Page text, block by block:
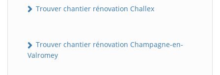
Trouver chantier rénovation Challex
Trouver chantier rénovation Champagne-en-
Valromey